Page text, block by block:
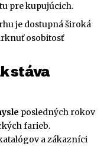
pre kupujúcich.
je dostupná široká
osobitosť
stáva
posledných rokov
farieb.
a zákazníci